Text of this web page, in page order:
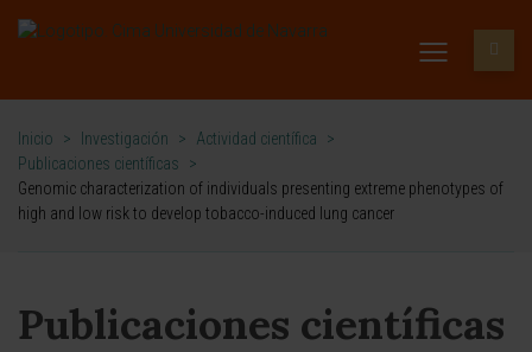
Inicio > Investigación > Actividad científica
>
Publicaciones científicas
>
Genomic characterization of individuals presenting extreme phenotypes of
high and low risk to develop tobacco-induced lung cancer
Publicaciones científicas